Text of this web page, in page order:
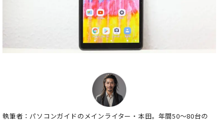
執筆者：パソコンガイドのメインライター・本田。年間50～80台の